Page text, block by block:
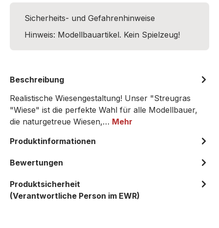
Sicherheits- und Gefahrenhinweise
Hinweis: Modellbauartikel. Kein Spielzeug!
Beschreibung
Realistische Wiesengestaltung! Unser "Streugras
"Wiese" ist die perfekte Wahl für alle Modellbauer,
die naturgetreue Wiesen,… Mehr
Produktinformationen
Bewertungen
Produktsicherheit
(Verantwortliche Person im EWR)